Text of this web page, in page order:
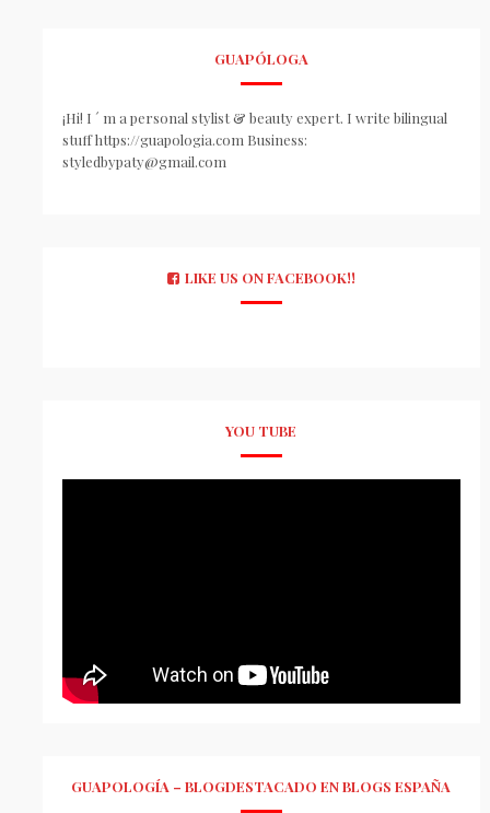
GUAPÓLOGA
¡Hi! I ´ m a personal stylist & beauty expert. I write bilingual
stuff https://guapologia.com Business:
styledbypaty@gmail.com
LIKE US ON FACEBOOK!!
YOU TUBE
GUAPOLOGÍA – BLOGDESTACADO EN BLOGS ESPAÑA